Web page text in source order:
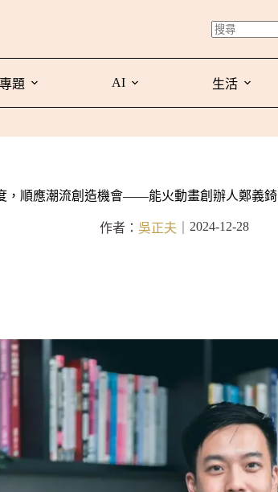
專題 AI 生活
，順應潮流創造機會——能火動畫創辦人鄭義
作者： 吳正夫 2024-12-28